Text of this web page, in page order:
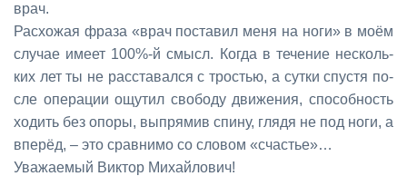
врач.
Рас­хо­жая фра­за «врач по­ста­вил ме­ня на но­ги» в мо­ём
слу­чае име­ет 100%-й смысл. Ко­гда в те­че­ние несколь­
ких лет ты не рас­ста­вал­ся с тро­стью, а сут­ки спу­стя по­
сле опе­ра­ции ощу­тил сво­бо­ду дви­же­ния, спо­соб­ность
хо­дить без опо­ры, вы­пря­мив спи­ну, гля­дя не под но­ги, а
впе­рёд, – это срав­ни­мо со сло­вом «сча­стье»…
Ува­жа­е­мый Вик­тор Ми­хай­ло­вич!